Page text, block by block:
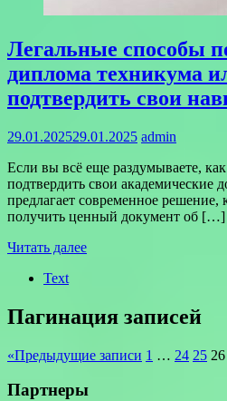
Легальные способы
диплома техникума
подтвердить свои
29.01.202529.01.2025 admin
Если вы всё еще раздумываете,
подтвердить свои академические
предлагает современное решение,
получить ценный документ об […]
Читать далее
Text
Пагинация записей
«Предыдущие записи 1 … 24 25 26
Партнеры